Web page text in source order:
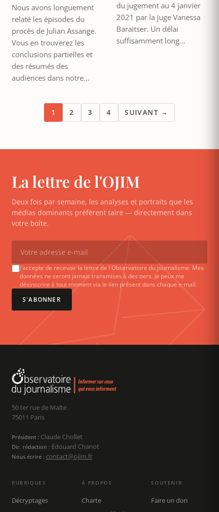
Nous avons longuement
relaté les épisodes du
procès de Julian Assange.
Vous en trouverez les
conclusions partielles et
des résumés des
audiences dans notre…
du jugement au 4 janvier
2021 par la juge Vanessa
Baraitser. Un délai
suffisamment long…
1 2 3 4 SUIVANT →
La lettre de l'OJIM
Deux fois par semaine, les analyses et portraits que les
médias dominants préfèrent taire — directement dans
votre boîte.
J'accepte de recevoir la lettre de l'Observatoire du journalisme. Mes
données ne seront jamais transmises à des tiers. Je peux me
désinscrire à tout moment via le lien présent dans chaque e-mail.
S'ABONNER
50 ter rue de Malte
75011 Paris
Président : Claude Chollet
Dir. rédaction : Édouard Chanot
Nous écrire : contact@ojim.fr
RUBRIQUES
Décryptages
À PROPOS
Charte
SOUTENIR
Faire un don